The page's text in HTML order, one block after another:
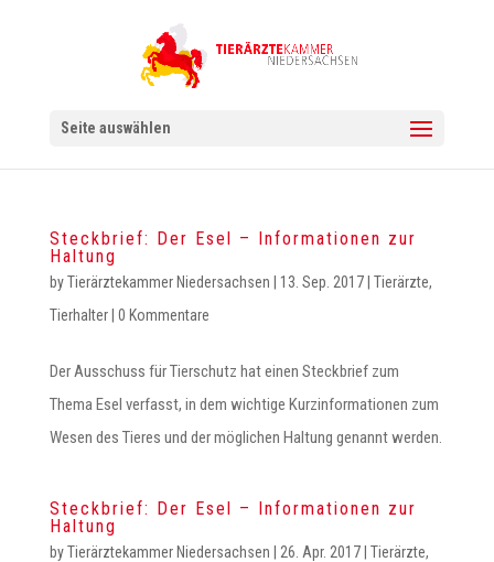
Seite auswählen
Steckbrief: Der Esel – Informationen zur
Haltung
byTierärztekammer Niedersachsen 13. Sep. 2017| Tierärzte,
Tierhalter| 0 Kommentare
Der Ausschuss für Tierschutz hat einen Steckbrief zum
Thema Esel verfasst, in dem wichtige Kurzinformationen zum
Wesen des Tieres und der möglichen Haltung genannt werden.
Steckbrief: Der Esel – Informationen zur
Haltung
byTierärztekammer Niedersachsen 26. Apr. 2017| Tierärzte,